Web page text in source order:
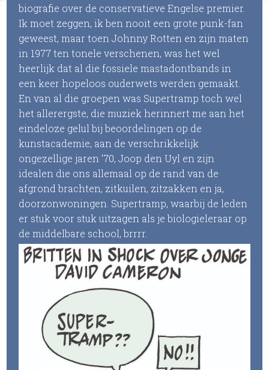
biografie over de conservatieve Engelse premier.
Ik moet zeggen, ik ben nooit een grote punk-fan
geweest, maar toen Johnny Rotten en zijn maten
in 1977 ten tonele verschenen, was het wel
heerlijk dat al die fossiele mastadontbands in
een keer hopeloos ouderwets werden gemaakt.
En van al die groepen was Supertramp toch wel
het allerergste, die muziek herinnert me aan het
eindeloze gelul bij beoordelingen op de
kunstacademie, aan de verschrikkelijk
ongezellige jaren ’70, Joop den Uyl en zijn
idealen die ons allemaal op de rand van de
afgrond brachten, zitkuilen, zitzakken en ja,
doorzonwoningen. Supertramp, waarbij de leden
er stuk voor stuk uitzagen als je biologieleraar op
de middelbare school, brrrr.